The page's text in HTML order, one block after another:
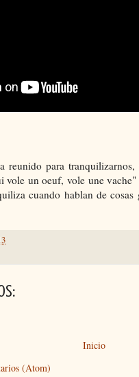
reunido para
vole un oeuf, vole une
cuando hablan de
Inicio
(Atom)